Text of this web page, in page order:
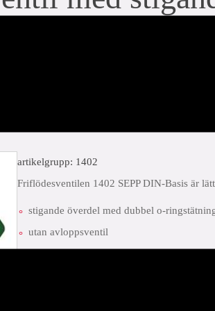
(2 x invändig
artikelgrupp: 1402
Friflödesventilen 1402 SEPP DIN-Basis är
stigande överdel med dubbel o-
utan avloppsventil